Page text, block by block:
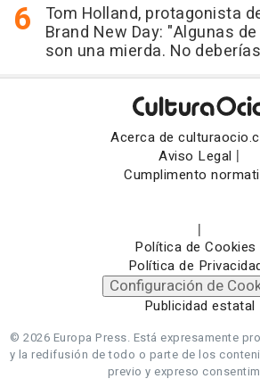
Tom Holland, protagonista
Brand New Day: "Algunas
son una mierda. No
Acerca de
Aviso Legal |
Cumplimento
|
Política de Cookies
Política de
Configuración de
Publicidad estatal
© 2026 Europa Press. Está expresamente
y la redifusión de todo o parte de los
previo y expreso